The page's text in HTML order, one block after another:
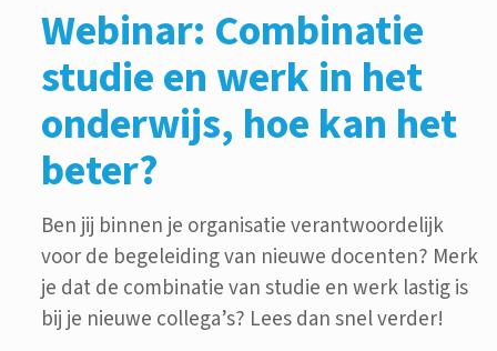
Webinar: Combinatie
studie en werk in het
onderwijs, hoe kan het
beter?
Ben jij binnen je organisatie verantwoordelijk
voor de begeleiding van nieuwe docenten? Merk
je dat de combinatie van studie en werk lastig is
bij je nieuwe collega’s? Lees dan snel verder!